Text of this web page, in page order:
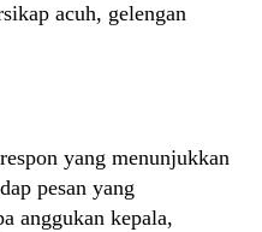
acuh, gelengan
yang menunjukkan
pesan yang
anggukan kepala,